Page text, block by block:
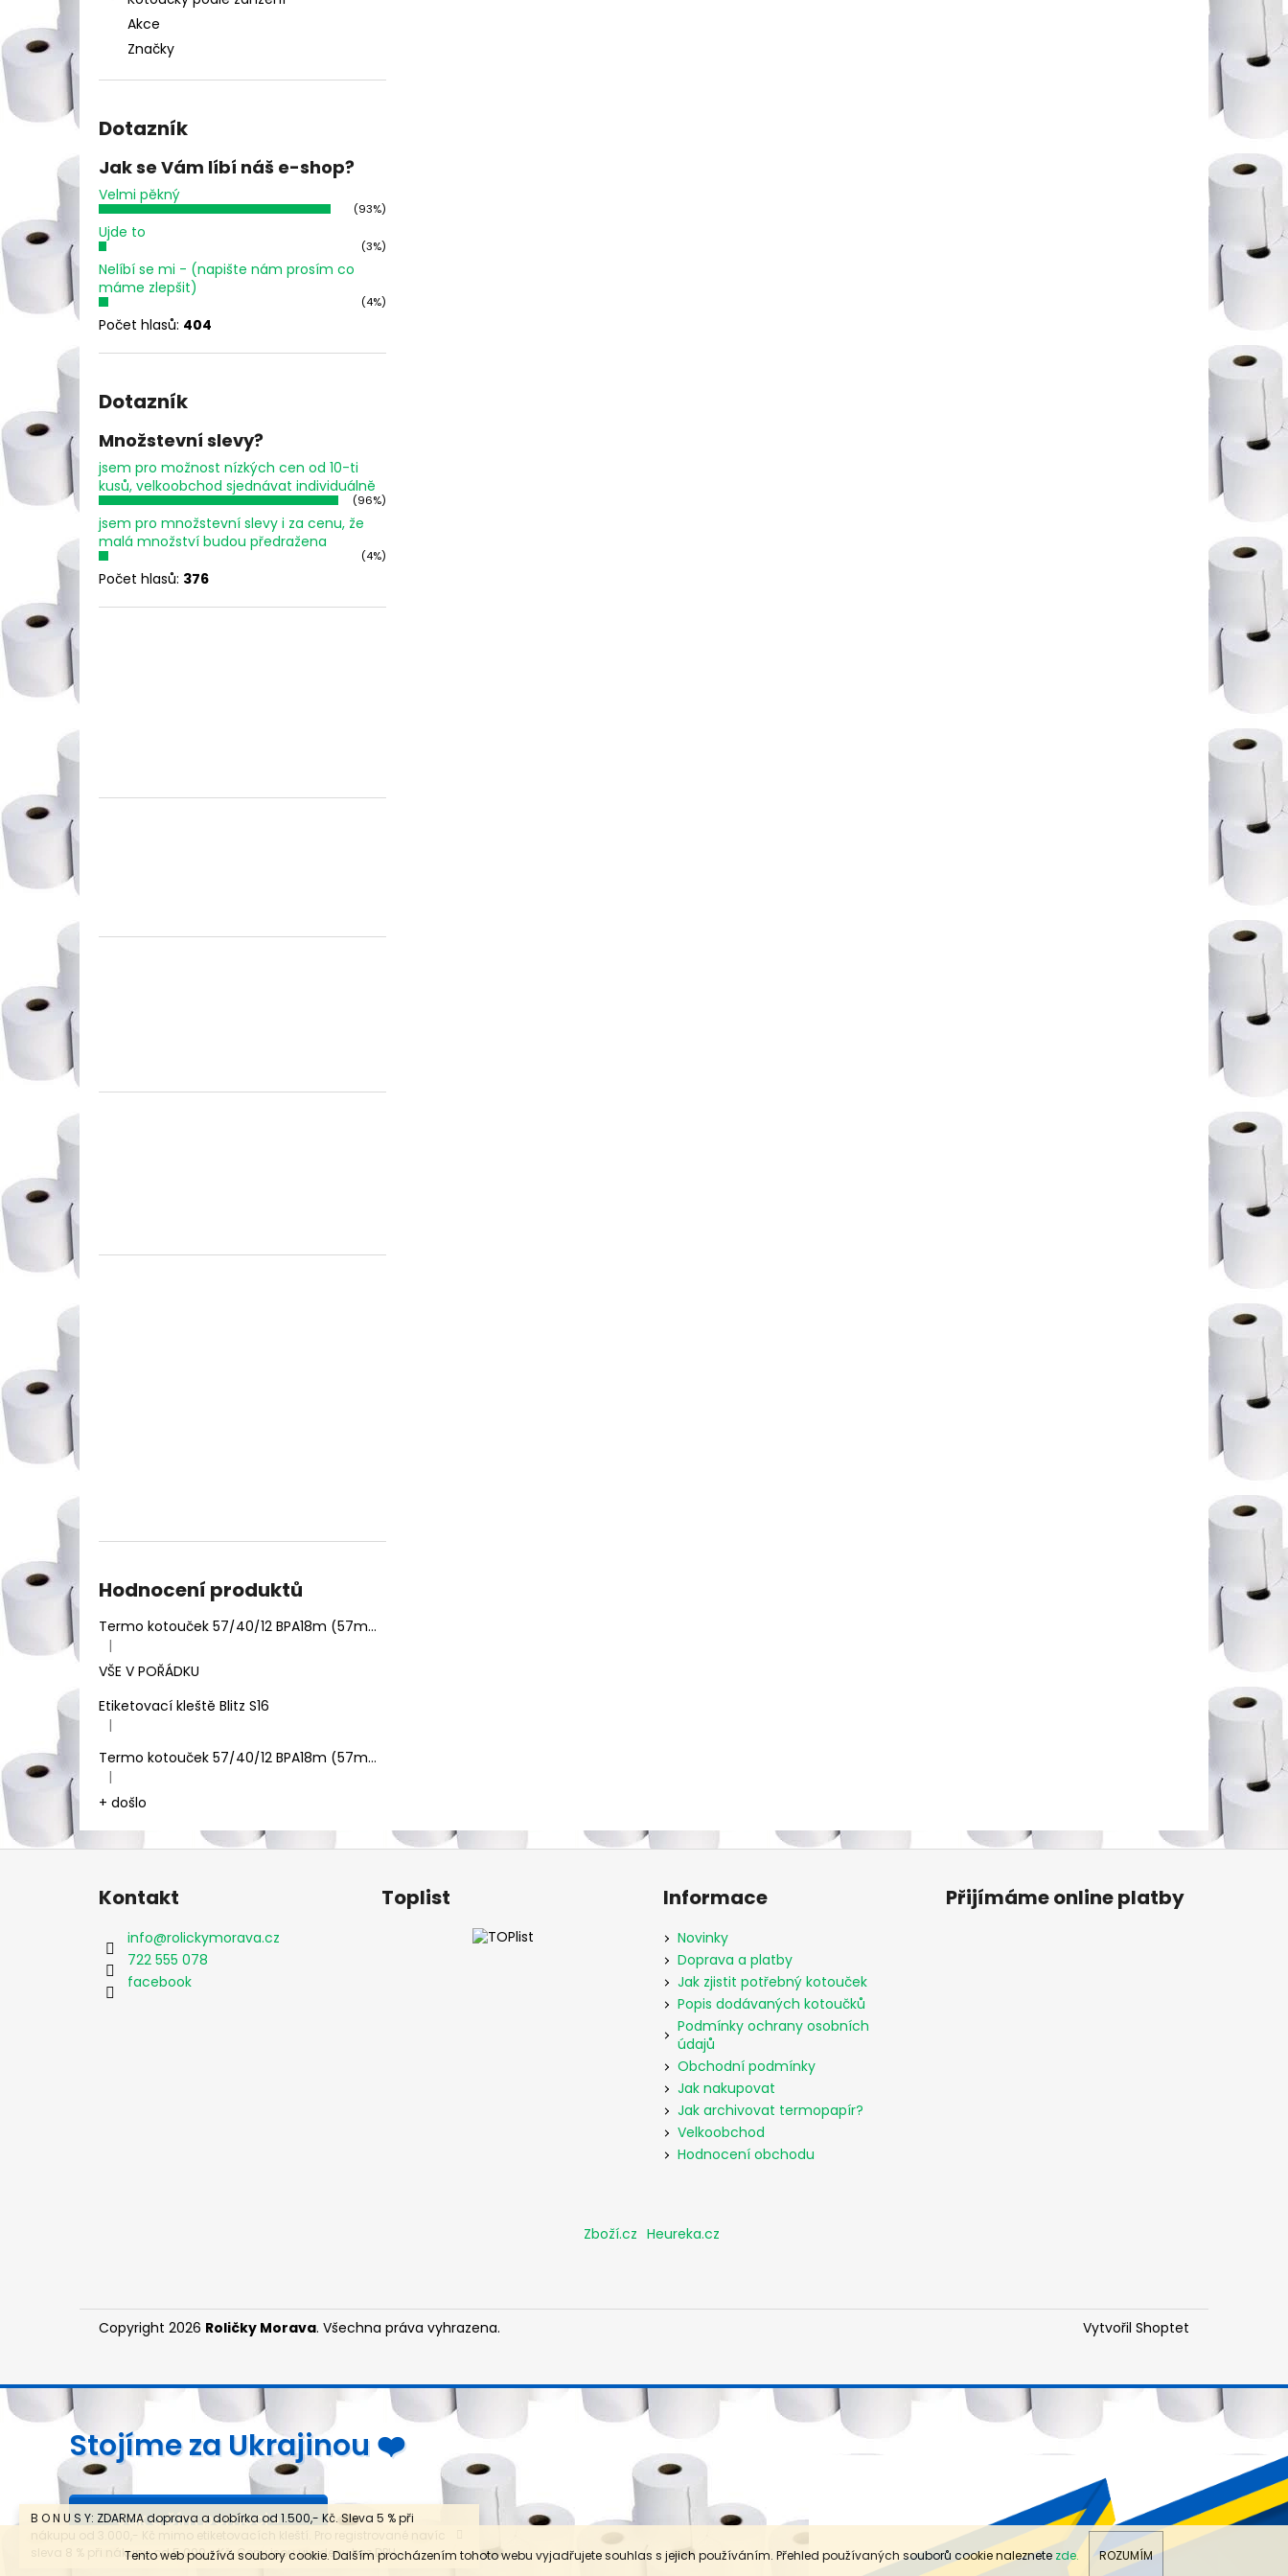
Tento web používá soubory cookie. Dalším procházením tohoto webu vyjadřujete souhlas s jejich používáním. Přehled používaných souborů cookie naleznete zde. ROZUMÍM
B O N U S Y: ZDARMA doprava a dobírka od 1.500,- Kč. Sleva 5 % při
nákupu od 3.000,- Kč mimo etiketovacích kleští. Pro registrované navíc
sleva 8 % při nákupu od 5.000,- Kč. Ceny jsou uvedeny bez DPH.
Akce
Značky
Dotazník
Jak se Vám líbí náš e-shop?
Velmi pěkný
(93%)
Ujde to
(3%)
Nelíbí se mi - (napište nám prosím co
máme zlepšit)
(4%)
Počet hlasů: 404
Dotazník
Množstevní slevy?
jsem pro možnost nízkých cen od 10-ti
kusů, velkoobchod sjednávat individuálně
(96%)
jsem pro množstevní slevy i za cenu, že
malá množství budou předražena
(4%)
Počet hlasů: 376
Hodnocení produktů
Termo kotouček 57/40/12 BPA18m (57mm x 18m)
Hodnocení produktu je 5 z 5 hvězdiček.
|
VŠE V POŘÁDKU
Etiketovací kleště Blitz S16
Hodnocení produktu je 5 z 5 hvězdiček.
|
Termo kotouček 57/40/12 BPA18m (57mm x 18m)
Hodnocení produktu je 5 z 5 hvězdiček.
|
+ došlo
TERMO KOTOUČEK 80/80/12 BPA 80M
48G (80MM X 80M)
28,40 Kč
Kontakt
info@rolickymorava.cz
722 555 078
facebook
Toplist Informace
Novinky
Doprava a platby
Jak zjistit potřebný kotouček
Popis dodávaných kotoučků
Podmínky ochrany osobních
údajů
Obchodní podmínky
Jak nakupovat
Jak archivovat termopapír?
Velkoobchod
Hodnocení obchodu
Přijímáme online platby
Zboží.cz Heureka.cz
Vytvořil Shoptet
Copyright 2026 Roličky Morava. Všechna práva vyhrazena.
Stojíme za Ukrajinou ❤️
Jak a čím pomoci »